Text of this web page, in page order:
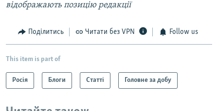
відображають позицію редакції
Поділитись Читати без VPN Follow us
This item is part of
Росія Блоги Статті Головне за добу